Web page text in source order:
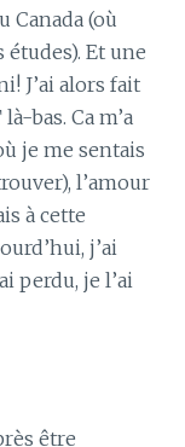
Canada (où
études). Et une
J’ai alors fait
bas. Ca m’a
je me sentais
l’amour
à cette
j’ai
perdu, je l’ai
être